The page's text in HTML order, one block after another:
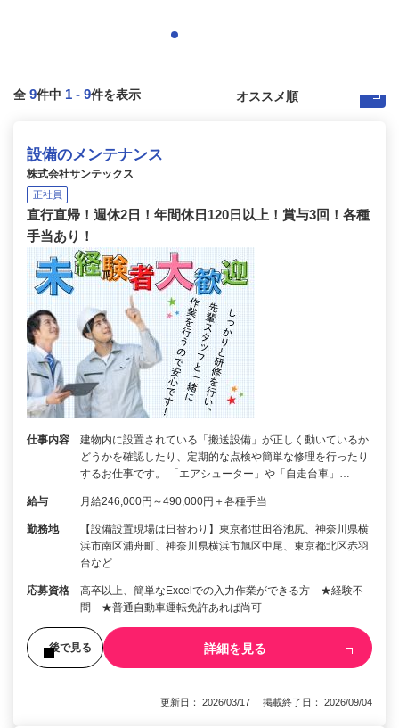
全 9件中 1 - 9件を表示
設備のメンテナンス
株式会社サンテックス
正社員
直行直帰！週休2日！年間休日120日以上！賞与3回！各種
手当あり！
仕事内容
建物内に設置されている「搬送設備」が正しく動いているか
どうかを確認したり、定期的な点検や簡単な修理を行ったり
するお仕事です。 「エアシューター」や「自走台車」…
給与 月給246,000円～490,000円＋各種手当
勤務地
【設備設置現場は日替わり】東京都世田谷池尻、神奈川県横
浜市南区浦舟町、神奈川県横浜市旭区中尾、東京都北区赤羽
台など
応募資格
高卒以上、簡単なExcelでの入力作業ができる方 ★経験不
問 ★普通自動車運転免許あれば尚可
後で見る 詳細を見る
更新日： 2026/03/17 掲載終了日： 2026/09/04